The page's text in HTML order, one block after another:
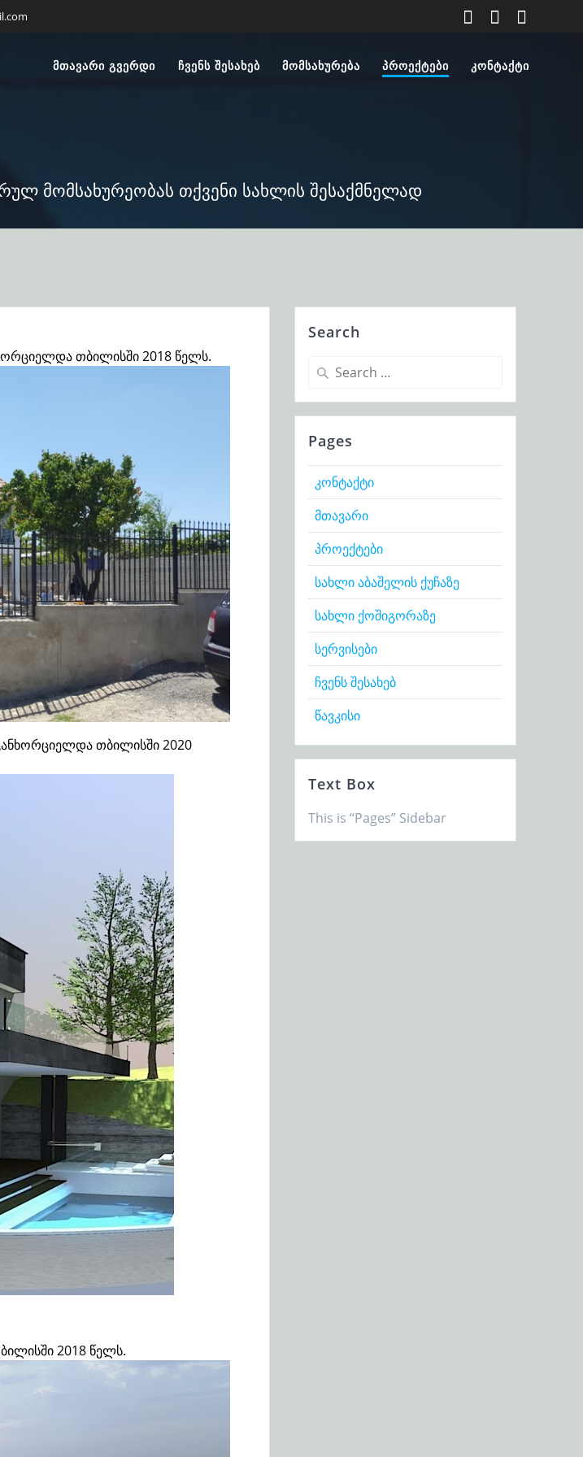
ᲛᲗᲐᲕᲐᲠᲘ ᲒᲕᲔᲠᲓᲘ ᲩᲕᲔᲜᲡ ᲨᲔᲡᲐᲮᲔᲑ ᲛᲝᲛᲡᲐᲮᲣᲠᲔᲑᲐ ᲞᲠᲝᲔᲥᲢᲔᲑᲘ ᲙᲝᲜᲢᲐᲥᲢᲘ
მომსახურეობას თქვენი სახლის შესაქმნელად
თბილისში 2018 წელს.
თბილისში 2020
2018 წელს.
Search
Search
Pages
კონტაქტი
მთავარი
პროექტები
სახლი აბაშელის ქუჩაზე
სახლი ქოშიგორაზე
სერვისები
ჩვენს შესახებ
წავკისი
Text Box
This is “Pages” Sidebar